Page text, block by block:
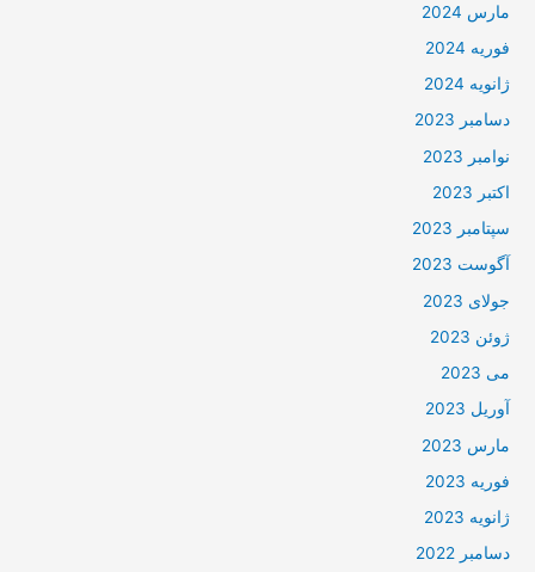
مارس 2024
فوریه 2024
ژانویه 2024
دسامبر 2023
نوامبر 2023
اکتبر 2023
سپتامبر 2023
آگوست 2023
جولای 2023
ژوئن 2023
می 2023
آوریل 2023
مارس 2023
فوریه 2023
ژانویه 2023
دسامبر 2022